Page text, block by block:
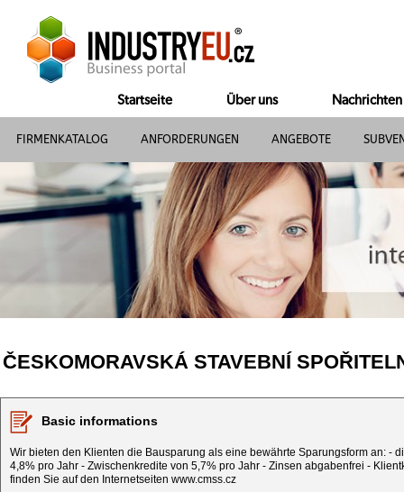
Startseite Über uns Nachrichten
FIRMENKATALOG ANFORDERUNGEN ANGEBOTE
ČESKOMORAVSKÁ STAVEBNÍ
Basic informations
Wir bieten den Klienten die Bausparung als eine bewährte Sparungsform an: -
4,8% pro Jahr - Zwischenkredite von 5,7% pro Jahr - Zinsen abgabenfrei -
finden Sie auf den Internetseiten www.cmss.cz